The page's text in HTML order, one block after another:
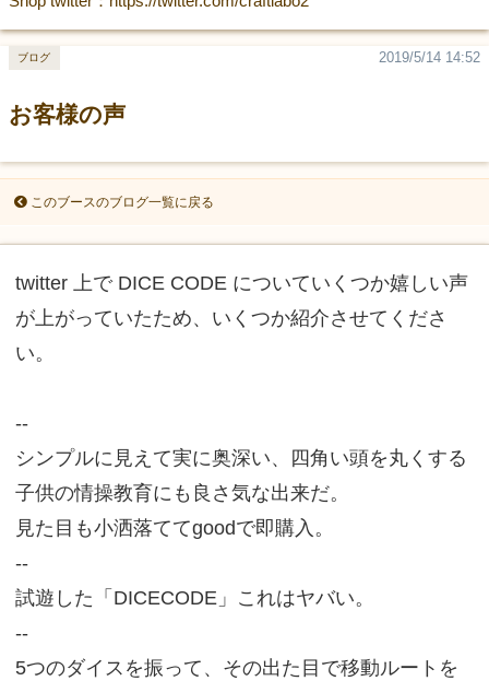
お客様の声
2019/5/14 14:52
ブログ
このブースのブログ一覧に戻る
twitter 上で DICE CODE についていくつか嬉しい声
が上がっていたため、いくつか紹介させてくださ
い。
--
シンプルに見えて実に奥深い、四角い頭を丸くする
子供の情操教育にも良さ気な出来だ。
見た目も小洒落ててgoodで即購入。
--
試遊した「DICECODE」これはヤバい。
--
5つのダイスを振って、その出た目で移動ルートを